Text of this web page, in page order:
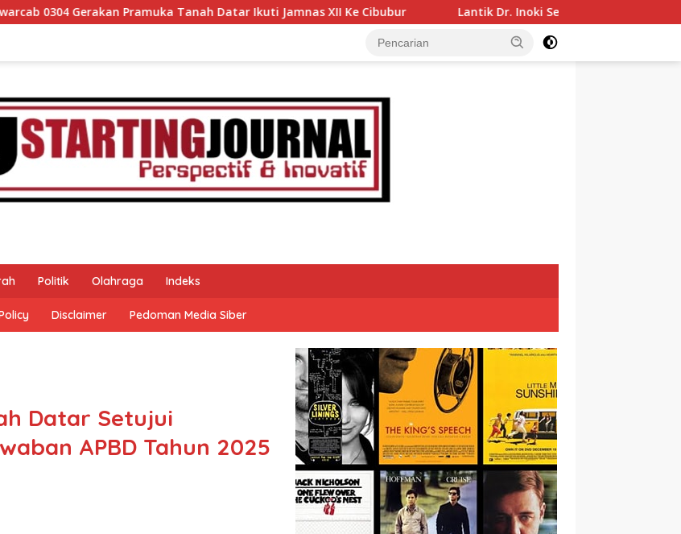
Tanah Datar Ikuti Jamnas XII Ke Cibubur Lantik Dr. Inoki Sebagai Direktur Perumda Air Minum Tirta
Politik Olahraga Indeks
Disclaimer Pedoman Media Siber
Datar Setujui
APBD Tahun 2025